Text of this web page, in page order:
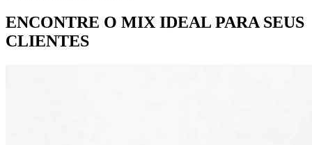
ENCONTRE O MIX IDEAL PARA SEUS
CLIENTES